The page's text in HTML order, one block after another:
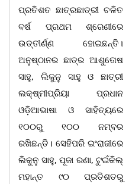
ପ୍ରତିଶତ ଛାତ୍ରଛାତ୍ରୀ ଚଳିତ
ବର୍ଷ ପ୍ରଥମ ଶ୍ରେଣୀରେ
ଉତ୍ତୀର୍ଣ୍ଣ ହୋଇଛନ୍ତି।
ଅନୁଷ୍ଠାନର ଛାତ୍ର ଆଶୁତୋଷ
ସାହୁ, ଲିକୁନୁ ସାହୁ ଓ ଛାତ୍ରୀ
ଲକ୍ଷ୍ମୀପ୍ରିୟା ପ୍ରଧାନ
ଓଡ଼ିଆଭାଷା ଓ ସାହିତ୍ୟରେ
୧୦୦ରୁ ୧୦୦ ନମ୍ବର
ରଖିଛନ୍ତି। ସେହିପରି ଇଂରାଜୀରେ
ଲିକୁନୁ ସାହୁ, ପୂଜା ରଣା, ଟୁଇଁକିଲ୍
ମହାନ୍ତ ୯୦ ପ୍ରତିଶତରୁ